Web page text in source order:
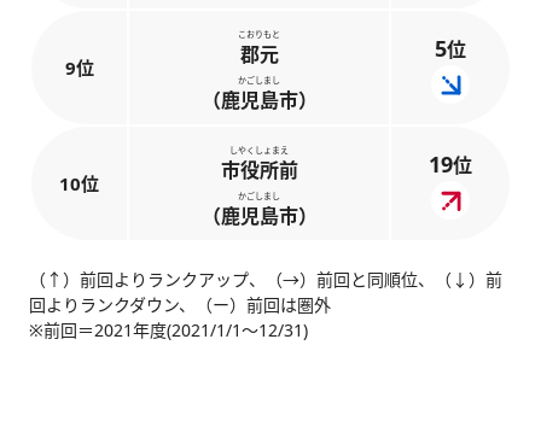
9位
こおりもと
郡元
かごしまし
（鹿児島市）
5位
10位
しやくしょまえ
市役所前
かごしまし
（鹿児島市）
19位
（↑）前回よりランクアップ、（→）前回と同順位、（↓）前
回よりランクダウン、（ー）前回は圏外
※前回＝2021年度(2021/1/1～12/31)